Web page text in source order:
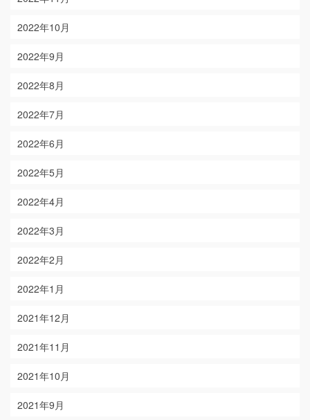
2022年10月
2022年9月
2022年8月
2022年7月
2022年6月
2022年5月
2022年4月
2022年3月
2022年2月
2022年1月
2021年12月
2021年11月
2021年10月
2021年9月